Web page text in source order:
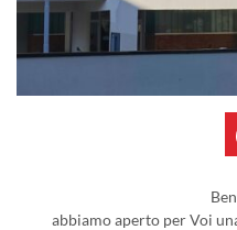
abbiamo aperto per Voi